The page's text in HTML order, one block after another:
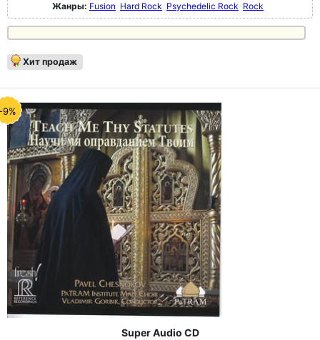
Жанры: Fusion Hard Rock Psychedelic Rock Rock
Хит продаж
9%
Super Audio CD